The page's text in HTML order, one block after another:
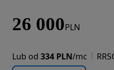
26 000PLN
Lub od 334 PLN/mc